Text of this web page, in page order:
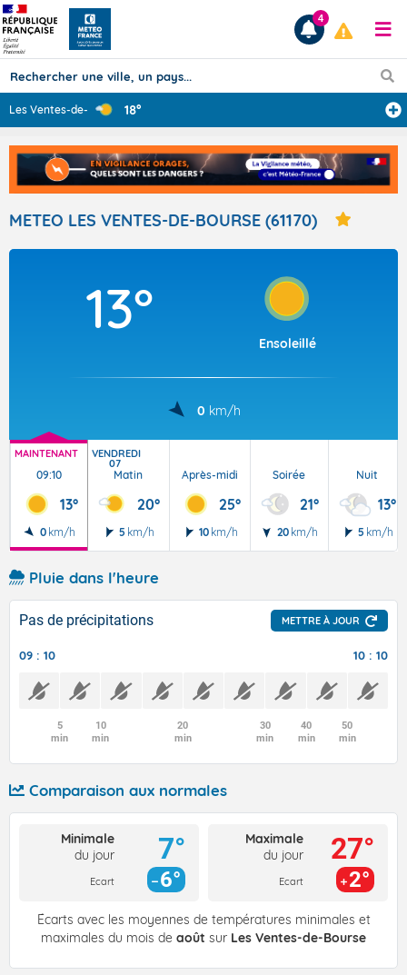
Prévisions
TOUS LES RÉSULTATS
Articles
4
Les Ventes-de-B ... 18°
METEO LES VENTES-DE-BOURSE (61170)
13°
Ensoleillé
0 km/h
MAINTENANT
09:10
13°
0 km/h
VENDREDI
07
Matin
20°
5 km/h
Après-midi
25°
10 km/h
Soirée
21°
20 km/h
Nuit
13°
5 km/h
Pluie dans l'heure
Pas de précipitations METTRE À JOUR
09 : 10 10 : 10
5
min
10
min
20
min
30
min
40
min
50
min
Comparaison aux normales
Minimale
du jour
Ecart
7°
6°
Maximale
du jour
Ecart
27°
2°
Écarts avec les moyennes de températures minimales et
maximales du mois de août sur Les Ventes-de-Bourse